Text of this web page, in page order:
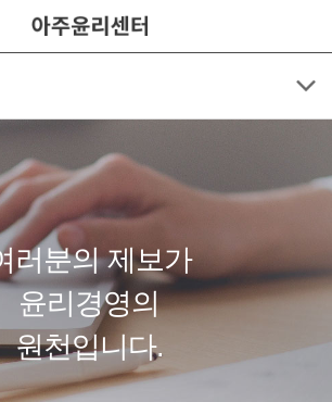
러분의 제보가
윤리경영의
원천입니다.